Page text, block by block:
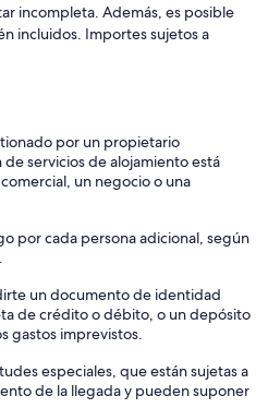
incompleta. Además, es posible
incluidos. Importes sujetos a
por un propietario
servicios de alojamiento está
un negocio o una
por cada persona adicional, según
un documento de identidad
de crédito o débito, o un depósito
gastos imprevistos.
especiales, que están sujetas a
de la llegada y pueden suponer